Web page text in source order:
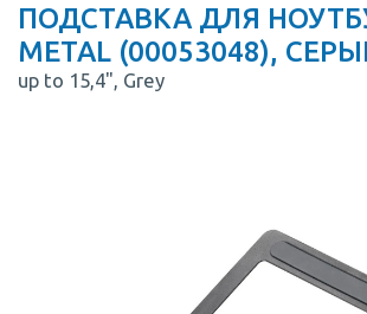
ПОДСТАВКА ДЛЯ
METAL (00053048),
up to 15,4", Grey